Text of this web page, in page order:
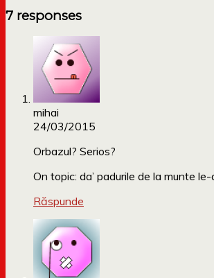
7 responses
mihai
24/03/2015
Orbazul? Serios?
On topic: da’ padurile de la munte
Răspunde